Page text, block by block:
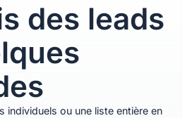
des leads
individuels ou une liste entière en